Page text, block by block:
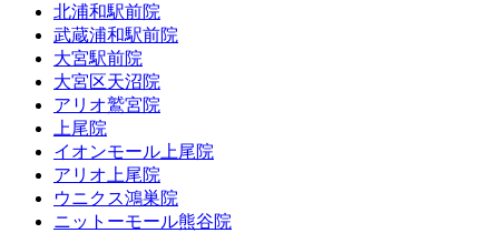
北浦和駅前院
武蔵浦和駅前院
大宮駅前院
大宮区天沼院
アリオ鷲宮院
上尾院
イオンモール上尾院
アリオ上尾院
ウニクス鴻巣院
ニットーモール熊谷院